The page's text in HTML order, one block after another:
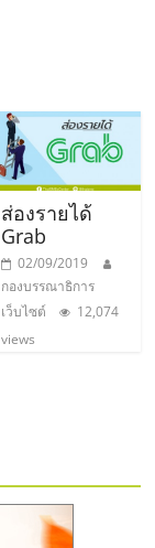
ส่องรายได้
Grab
02/09/2019
กองบรรณาธิการ
เว็บไซต์
12,074
views